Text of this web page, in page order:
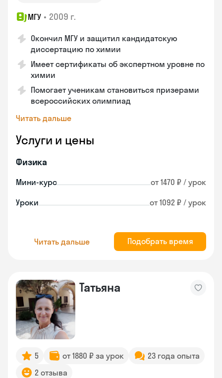
МГУ • 2009 г.
Окончил МГУ и защитил кандидатскую
диссертацию по химии
Имеет сертификаты об экспертном уровне по
химии
Помогает ученикам становиться призерами
всероссийских олимпиад
Читать дальше
Услуги и цены
Физика
Мини-курс от 1470 ₽ / урок
Уроки от 1092 ₽ / урок
Читать дальше Подобрать время
Татьяна
5 от 1880 ₽ за урок
23 года опыта
2 отзыва